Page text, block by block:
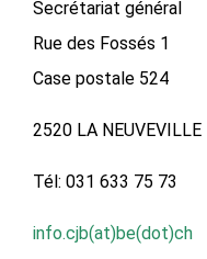
Secrétariat général
Rue des Fossés 1
Case postale 524
2520 LA NEUVEVILLE
Tél: 031 633 75 73
info.cjb(at)be(dot)ch